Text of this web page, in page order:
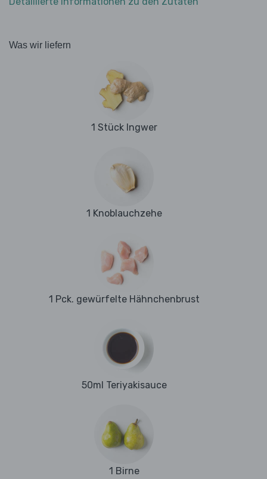
Was wir liefern
1 Stück Ingwer
1 Knoblauchzehe
1 Pck. gewürfelte Hähnchenbrust
50ml Teriyakisauce
1 Birne